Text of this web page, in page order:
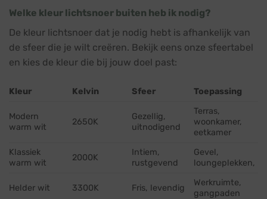
Welke kleur lichtsnoer buiten heb ik nodig?
De kleur lichtsnoer dat je nodig hebt is afhankelijk van
de sfeer die je wilt creëren. Bekijk eens onze sfeertabel
en kies de kleur die bij jouw doel past:
Kleur Kelvin Sfeer Toepassing
Modern
warm wit
2650K
Gezellig,
uitnodigend
Terras,
woonkamer,
eetkamer
Klassiek
warm wit
2000K
Intiem,
rustgevend
Gevel,
loungeplekken,
Helder wit 3300K Fris, levendig
Werkruimte,
gangpaden